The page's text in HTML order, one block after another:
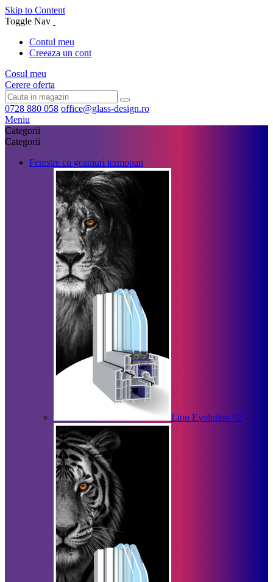
Skip to Content
Toggle Nav
Contul meu
Creeaza un cont
Cosul meu
Cerere oferta
0728 880 058 office@glass-design.ro
Meniu
Categorii
Categorii
Ferestre cu geamuri termopan
Lion Evolution 92